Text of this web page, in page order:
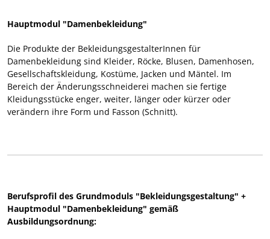
Hauptmodul "Damenbekleidung"
Die Produkte der BekleidungsgestalterInnen für
Damenbekleidung sind Kleider, Röcke, Blusen, Damenhosen,
Gesellschaftskleidung, Kostüme, Jacken und Mäntel. Im
Bereich der Änderungsschneiderei machen sie fertige
Kleidungsstücke enger, weiter, länger oder kürzer oder
verändern ihre Form und Fasson (Schnitt).
Berufsprofil des Grundmoduls "Bekleidungsgestaltung" +
Hauptmodul "Damenbekleidung" gemäß
Ausbildungsordnung: